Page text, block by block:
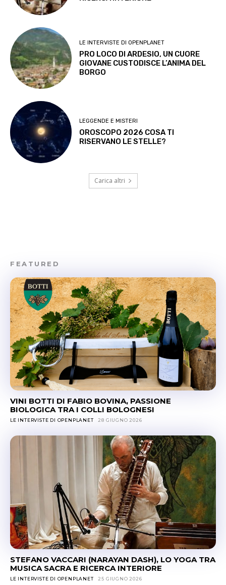
LE INTERVISTE DI OPENPLANET
PRO LOCO DI ARDESIO, UN CUORE
GIOVANE CUSTODISCE L’ANIMA DEL
BORGO
LEGGENDE E MISTERI
OROSCOPO 2026 COSA TI
RISERVANO LE STELLE?
Carica altri
FEATURED
VINI BOTTI DI FABIO BOVINA, PASSIONE
BIOLOGICA TRA I COLLI BOLOGNESI
LE INTERVISTE DI OPENPLANET 28 GIUGNO 2026
STEFANO VACCARI (NARAYAN DASH), LO YOGA TRA
MUSICA SACRA E RICERCA INTERIORE
LE INTERVISTE DI OPENPLANET 25 GIUGNO 2026